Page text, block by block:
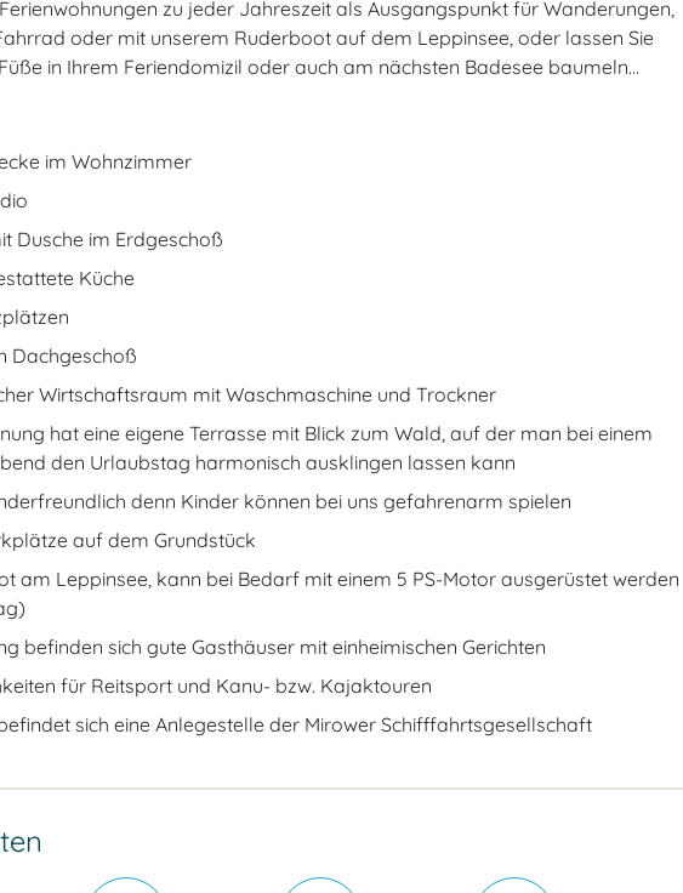
zu jeder Jahreszeit als Ausgangspunkt für Wanderungen,
oder mit unserem Ruderboot auf dem Leppinsee, oder lassen Sie
in Ihrem Feriendomizil oder auch am nächsten Badesee baumeln...
im Wohnzimmer
Dusche im Erdgeschoß
Küche
Dachgeschoß
Wirtschaftsraum mit Waschmaschine und Trockner
hat eine eigene Terrasse mit Blick zum Wald, auf der man bei einem
den Urlaubstag harmonisch ausklingen lassen kann
denn Kinder können bei uns gefahrenarm spielen
auf dem Grundstück
am Leppinsee, kann bei Bedarf mit einem 5 PS-Motor ausgerüstet werden
befinden sich gute Gasthäuser mit einheimischen Gerichten
für Reitsport und Kanu- bzw. Kajaktouren
sich eine Anlegestelle der Mirower Schifffahrtsgesellschaft